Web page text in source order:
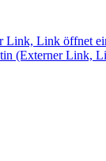
Link, Link öffnet
(Externer Link,